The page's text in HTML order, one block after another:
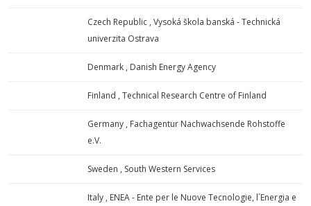
Czech Republic , Vysoká škola banská - Technická
univerzita Ostrava
Denmark , Danish Energy Agency
Finland , Technical Research Centre of Finland
Germany , Fachagentur Nachwachsende Rohstoffe
e.V.
Sweden , South Western Services
Italy , ENEA - Ente per le Nuove Tecnologie, l´Energia e